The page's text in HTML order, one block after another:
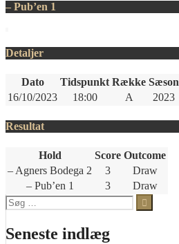
– Pub’en 1
Detaljer
Dato Tidspunkt Række Sæson
16/10/2023
18:00 A 2023
Resultat
Hold Score Outcome
– Agners Bodega 2
3
Draw
– Pub’en 1
3
Draw
Søg
efter:
Seneste indlæg